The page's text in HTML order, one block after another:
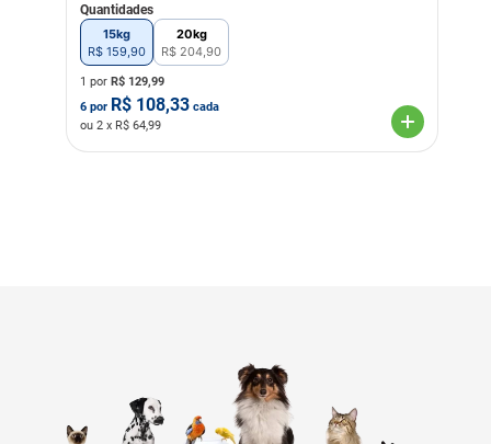
Quantidades
15kg
R$ 159,90
20kg
R$ 204,90
1 por R$ 129,99
6 por R$ 108,33 cada
ou 2 x R$ 64,99